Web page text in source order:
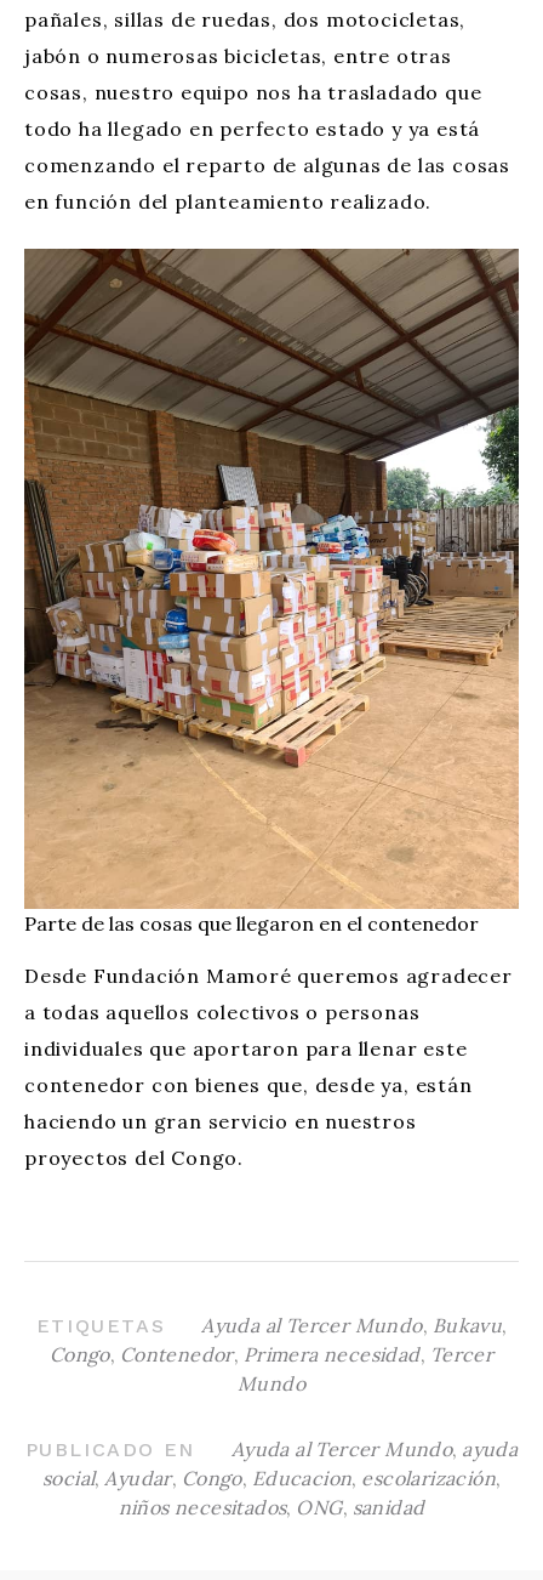
pañales, sillas de ruedas, dos motocicletas,
jabón o numerosas bicicletas, entre otras
cosas, nuestro equipo nos ha trasladado que
todo ha llegado en perfecto estado y ya está
comenzando el reparto de algunas de las cosas
en función del planteamiento realizado.
Parte de las cosas que llegaron en el contenedor
Desde Fundación Mamoré queremos agradecer
a todas aquellos colectivos o personas
individuales que aportaron para llenar este
contenedor con bienes que, desde ya, están
haciendo un gran servicio en nuestros
proyectos del Congo.
ETIQUETAS Ayuda al Tercer Mundo, Bukavu,
Congo, Contenedor, Primera necesidad, Tercer
Mundo
PUBLICADO EN Ayuda al Tercer Mundo, ayuda
social,Ayudar, Congo, Educacion, escolarización,
niños necesitados, ONG, sanidad